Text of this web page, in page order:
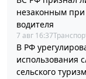
незаконным при
водителя
7 авг 16:37
В РФ
использования
сельского